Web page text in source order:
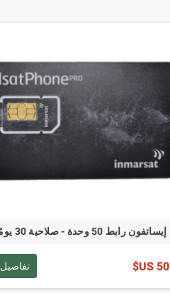
إيساتفون رابط 50 وحدة - صلاحية 30 يومًا
50 US$ تفاصيل